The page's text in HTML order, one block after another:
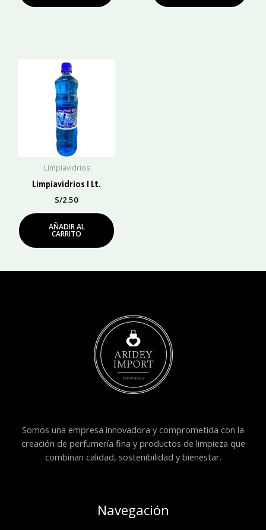
Limpiavidrios
Limpiavidrios 1 Lt.
S/2.50
AÑADIR AL
CARRITO
Somos una empresa innovadora y comprometida con la
creación de perfumería fina y productos de limpieza que
combinan calidad, sostenibilidad y bienestar.
Navegación